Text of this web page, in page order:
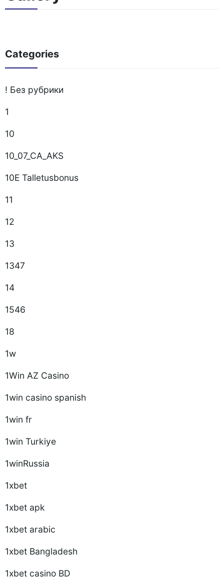
Categories
! Без рубрики
1
10
10_07_CA_AKS
10E Talletusbonus
11
12
13
1347
14
1546
18
1w
1Win AZ Casino
1win casino spanish
1win fr
1win Turkiye
1winRussia
1xbet
1xbet apk
1xbet arabic
1xbet Bangladesh
1xbet casino BD